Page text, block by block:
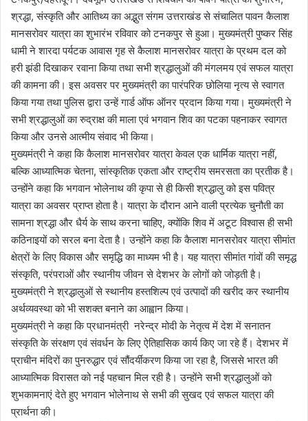
श्रद्धा, संस्कृति और आतिथ्य का अद्भुत संगम उत्तराखंड से संचालित पावन कैलाश
मानसरोवर यात्रा का शुभारंभ रविवार को टनकपुर से हुआ। मुख्यमंत्री पुष्कर सिंह
धामी ने शारदा पर्यटक आवास गृह से कैलाश मानसरोवर यात्रा के प्रथम दल को
हरी झंडी दिखाकर रवाना किया तथा सभी श्रद्धालुओं की मंगलमय एवं सफल यात्रा
की कामना की। इस अवसर पर मुख्यमंत्री का पारंपरिक छोलिया नृत्य से स्वागत
किया गया तथा पुलिस द्वारा उन्हें गार्ड ऑफ ऑनर प्रदान किया गया। मुख्यमंत्री ने
सभी श्रद्धालुओं का रुद्राक्ष की माला एवं भगवान शिव का पटका पहनाकर स्वागत
किया और उनसे आत्मीय संवाद भी किया।
मुख्यमंत्री ने कहा कि कैलाश मानसरोवर यात्रा केवल एक धार्मिक यात्रा नहीं,
बल्कि आध्यात्मिक चेतना, सांस्कृतिक एकता और राष्ट्रीय समरसता का प्रतीक है।
उन्होंने कहा कि भगवान भोलेनाथ की कृपा से ही किसी श्रद्धालु को इस पवित्र
यात्रा का अवसर प्राप्त होता है। यात्रा के दौरान आने वाली प्रत्येक चुनौती का
सामना श्रद्धा और धैर्य के साथ करना चाहिए, क्योंकि शिव में अटूट विश्वास ही सभी
कठिनाइयों को सरल बना देता है। उन्होंने कहा कि कैलाश मानसरोवर यात्रा सीमांत
क्षेत्रों के लिए विकास और समृद्धि का माध्यम भी है। यह यात्रा सीमांत गांवों की समृद्ध
संस्कृति, परंपराओं और स्थानीय जीवन से देशभर के लोगों को जोड़ती है।
मुख्यमंत्री ने श्रद्धालुओं से स्थानीय हस्तशिल्प एवं उत्पादों की खरीद कर स्थानीय
अर्थव्यवस्था को भी सशक्त बनाने का आह्वान किया।
मुख्यमंत्री ने कहा कि प्रधानमंत्री नरेन्द्र मोदी के नेतृत्व में देश में सनातन
संस्कृति के संरक्षण एवं संवर्धन के लिए ऐतिहासिक कार्य किए जा रहे हैं। देशभर में
प्राचीन मंदिरों का पुनरुद्धार एवं सौंदर्यीकरण किया जा रहा है, जिससे भारत की
आध्यात्मिक विरासत को नई पहचान मिल रही है। उन्होंने सभी श्रद्धालुओं को
शुभकामनाएं देते हुए भगवान भोलेनाथ से सभी की सुखद एवं सफल यात्रा की
प्रार्थना की।